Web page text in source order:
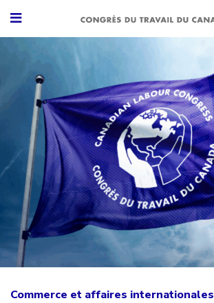
Commerce et affaires internationales